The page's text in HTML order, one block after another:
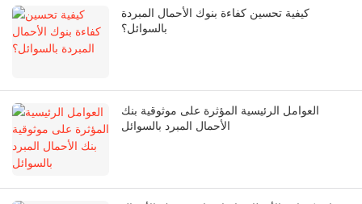
كيفية تحسين كفاءة بنوك الأحمال المبردة
بالسوائل؟
العوامل الرئيسية المؤثرة على موثوقية بنك
الأحمال المبرد بالسوائل